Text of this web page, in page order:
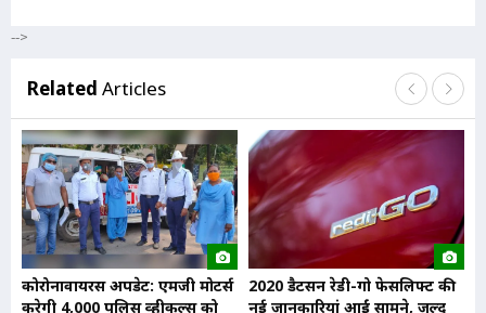
-->
Related Articles
कोरोनावायरस अपडेट: एमजी मोटर्स
करेगी 4,000 पुलिस व्हीकल्स को
2020 डैटसन रेडी-गो फेसलिफ्ट की
नई जानकारियां आईं सामने, जल्द